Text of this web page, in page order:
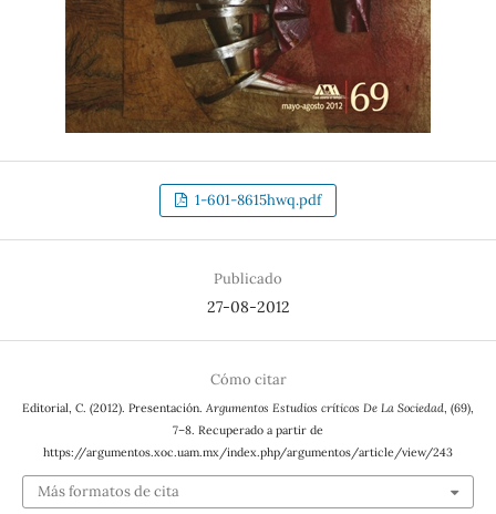
1-601-8615hwq.pdf
Publicado
27-08-2012
Cómo citar
Editorial, C. (2012). Presentación. Argumentos Estudios críticos De La Sociedad, (69),
7–8. Recuperado a partir de
https://argumentos.xoc.uam.mx/index.php/argumentos/article/view/243
Más formatos de cita